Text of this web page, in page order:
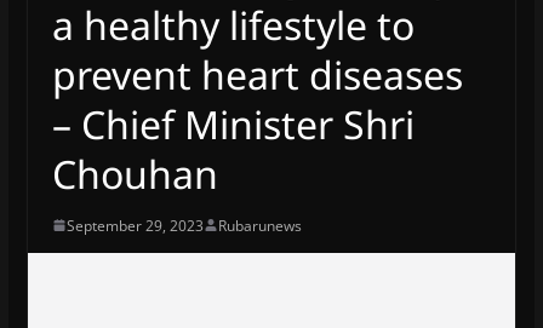
a healthy lifestyle to
prevent heart diseases
– Chief Minister Shri
Chouhan
September 29, 2023 Rubarunews